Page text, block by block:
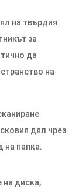
на твърдия
за
да
на
дял чрез
на папка.
на диска,